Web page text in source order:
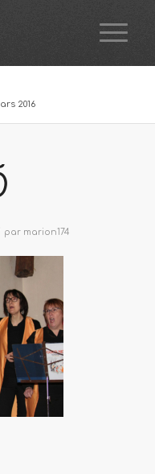
2016
par marion174